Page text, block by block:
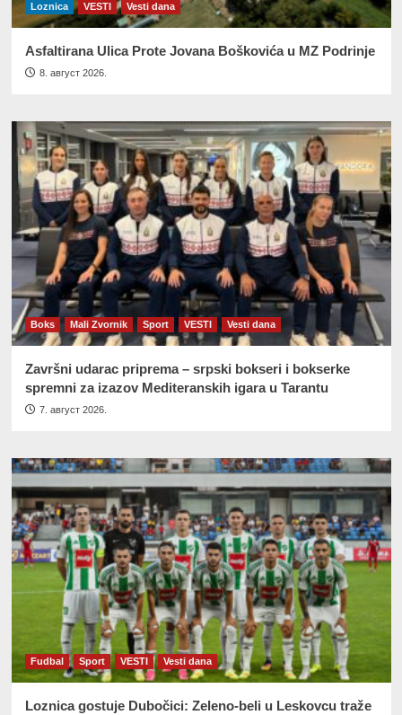
Loznica VESTI Vesti dana
Asfaltirana Ulica Prote Jovana Boškovića u MZ Podrinje
8. август 2026.
Boks Mali Zvornik Sport VESTI Vesti dana
Završni udarac priprema – srpski bokseri i bokserke
spremni za izazov Mediteranskih igara u Tarantu
7. август 2026.
Fudbal Sport VESTI Vesti dana
Loznica gostuje Dubočici: Zeleno-beli u Leskovcu traže